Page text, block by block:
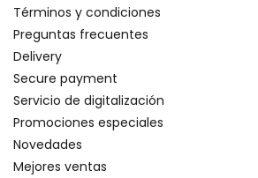
Términos y condiciones
Preguntas frecuentes
Delivery
Secure payment
Servicio de digitalización
Promociones especiales
Novedades
Mejores ventas